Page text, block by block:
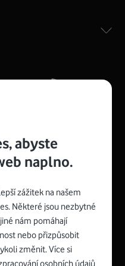
Kompaktní rozměry 21
7,5 cm (včetně stojánku)
bezdrátové připojení Wi-
abyste
naplno.
zážitek na našem
Některé jsou nezbytné
nám pomáhají
nebo přizpůsobit
změnit. Více si
osobních údajů